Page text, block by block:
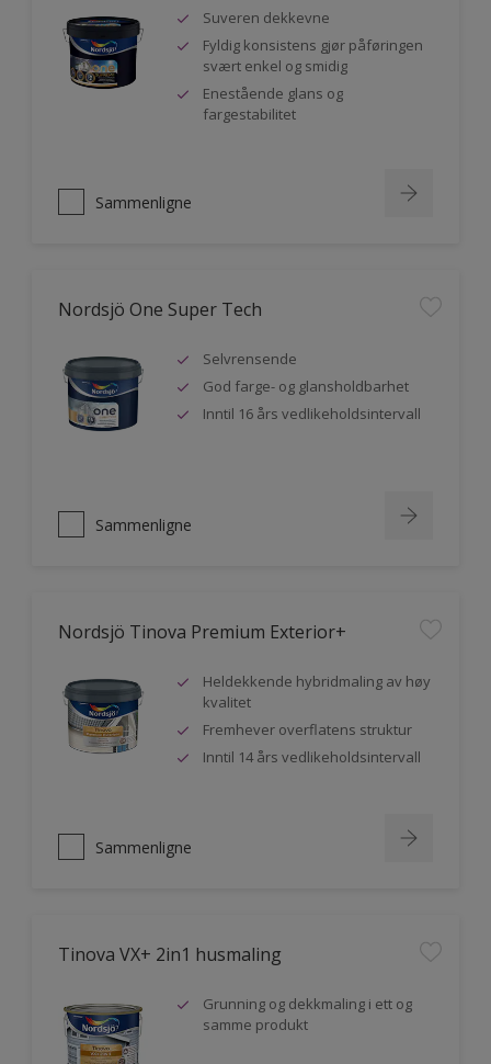
Suveren dekkevne
Fyldig konsistens gjør påføringen
svært enkel og smidig
Enestående glans og
fargestabilitet
Sammenligne
Nordsjö One Super Tech
Selvrensende
God farge- og glansholdbarhet
Inntil 16 års vedlikeholdsintervall
Sammenligne
Nordsjö Tinova Premium Exterior+
Heldekkende hybridmaling av høy
kvalitet
Fremhever overflatens struktur
Inntil 14 års vedlikeholdsintervall
Sammenligne
Tinova VX+ 2in1 husmaling
Grunning og dekkmaling i ett og
samme produkt